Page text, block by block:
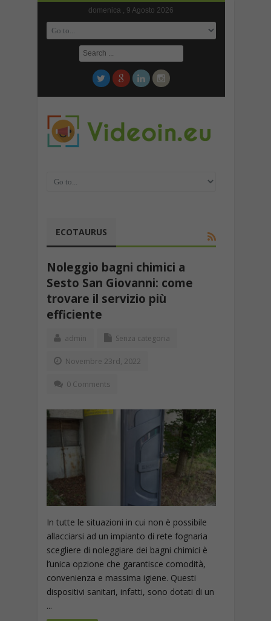
domenica , 9 Agosto 2026
ECOTAURUS
Noleggio bagni chimici a
Sesto San Giovanni: come
trovare il servizio più
efficiente
admin Senza categoria
Novembre 23rd, 2022
0 Comments
In tutte le situazioni in cui non è possibile
allacciarsi ad un impianto di rete fognaria
scegliere di noleggiare dei bagni chimici è
l’unica opzione che garantisce comodità,
convenienza e massima igiene. Questi
dispositivi sanitari, infatti, sono dotati di un
...